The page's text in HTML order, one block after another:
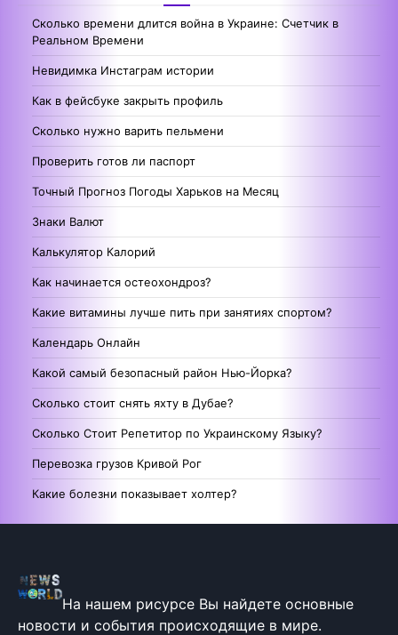
Сколько времени длится война в Украине: Счетчик в
Реальном Времени
Невидимка Инстаграм истории
Как в фейсбуке закрыть профиль
Сколько нужно варить пельмени
Проверить готов ли паспорт
Точный Прогноз Погоды Харьков на Месяц
Знаки Валют
Калькулятор Калорий
Как начинается остеохондроз?
Какие витамины лучше пить при занятиях спортом?
Календарь Онлайн
Какой самый безопасный район Нью-Йорка?
Сколько стоит снять яхту в Дубае?
Сколько Стоит Репетитор по Украинскому Языку?
Перевозка грузов Кривой Рог
Какие болезни показывает холтер?
На нашем рисурсе Вы найдете основные
новости и события происходящие в мире.